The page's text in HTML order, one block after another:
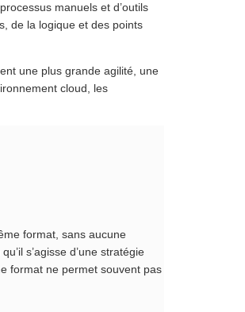
manuels et d’outils
de la logique et des points
une plus grande agilité, une
cloud, les
format, sans aucune
s’agisse d’une stratégie
format ne permet souvent pas